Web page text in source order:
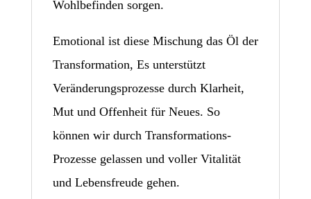
Wohlbefinden sorgen.
Emotional ist diese Mischung das Öl der
Transformation, Es unterstützt
Veränderungsprozesse durch Klarheit,
Mut und Offenheit für Neues. So
können wir durch Transformations-
Prozesse gelassen und voller Vitalität
und Lebensfreude gehen.